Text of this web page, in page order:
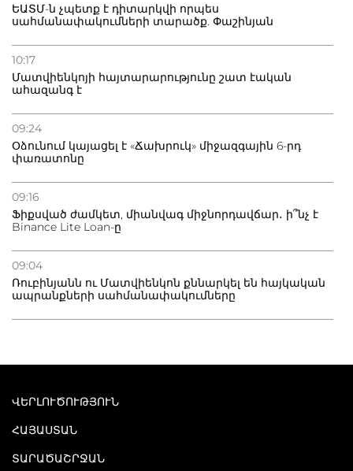
ԵԱՏՄ-ն չպետք է դիտարկվի որպես
սահմանափակումների տարածք. Փաշինյան
10:17
Մատվիենկոյի հայտարարությունը շատ էական
ահազանգ է
09:24
Օձունում կայացել է «Ճախրուկ» միջազգային 6-րդ
փառատոնը
09:16
Ֆիքսված ժամկետ, միանվագ միջնորդավճար․ ի՞նչ է
Binance Lite Loan-ը
09:04
Ռուբինյանն ու Մատվիենկոն քննարկել են հայկական
ապրանքների սահմանափակումները
ՎԵՐԼՈՒԾՈՒԹՅՈՒՆ
ՀԱՅԱՍՏԱՆ
ՏԱՐԱԾԱՇՐՋԱՆ